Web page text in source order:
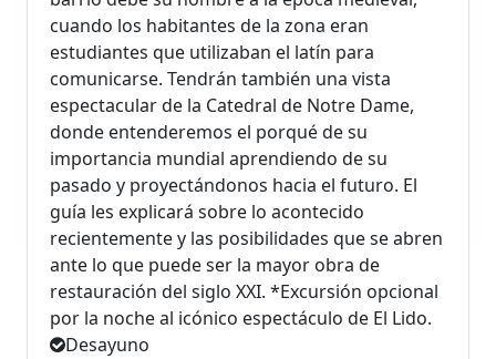
cuando los habitantes de la zona eran
estudiantes que utilizaban el latín para
comunicarse. Tendrán también una vista
espectacular de la Catedral de Notre Dame,
donde entenderemos el porqué de su
importancia mundial aprendiendo de su
pasado y proyectándonos hacia el futuro. El
guía les explicará sobre lo acontecido
recientemente y las posibilidades que se abren
ante lo que puede ser la mayor obra de
restauración del siglo XXI. *Excursión opcional
por la noche al icónico espectáculo de El Lido.
Desayuno